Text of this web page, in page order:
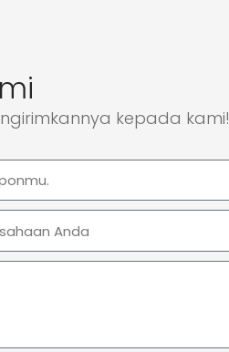
kepada kami!